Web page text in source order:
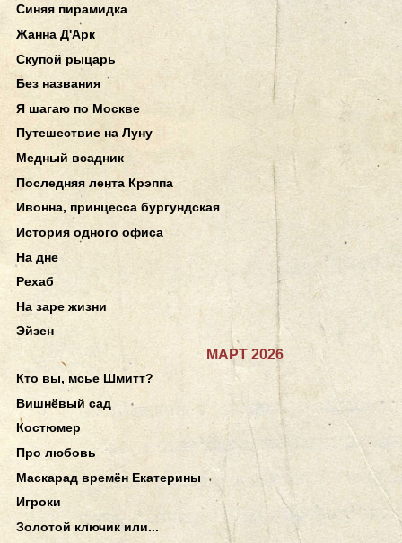
Синяя пирамидка
Жанна Д'Арк
Скупой рыцарь
Без названия
Я шагаю по Москве
Путешествие на Луну
Медный всадник
Последняя лента Крэппа
Ивонна, принцесса бургундская
История одного офиса
На дне
Рехаб
На заре жизни
Эйзен
МАРТ 2026
Кто вы, мсье Шмитт?
Вишнёвый сад
Костюмер
Про любовь
Маскарад времён Екатерины
Игроки
Золотой ключик или...